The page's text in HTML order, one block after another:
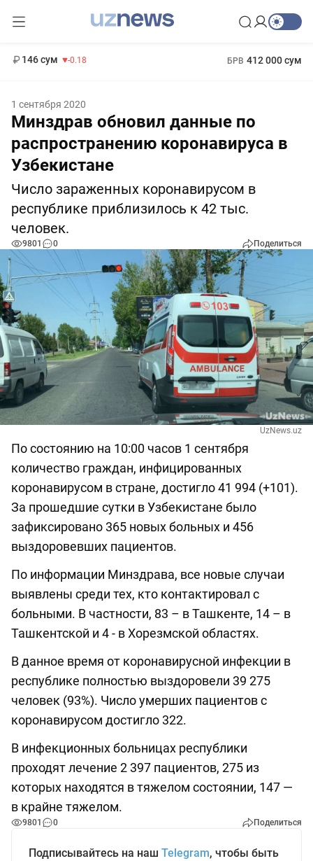
146 сум -0.18 БРВ 412 000 сум
1 сентября 2020
Минздрав обновил данные по
распространению коронавируса в
Узбекистане
Число зараженных коронавирусом в
республике приблизилось к 42 тыс.
человек.
9801 0 Поделиться
UzNews.uz
По состоянию на 10:00 часов 1 сентября
количество граждан, инфицированных
коронавирусом в стране, достигло 41 994 (+101).
За прошедшие сутки в Узбекистане было
зафиксировано 365 новых больных и 456
выздоровевших пациентов.
По информации Минздрава, все новые случаи
выявлены среди тех, кто контактировал с
больными. В частности, 83 – в Ташкенте, 14 – в
Ташкентской и 4 - в Хорезмской областях.
В данное время от коронавирусной инфекции в
республике полностью выздоровели 39 275
человек (93%). Число умерших пациентов с
коронавирусом достигло 322.
В инфекционных больницах республики
проходят лечение 2 397 пациентов, 275 из
которых находятся в тяжелом состоянии, 147 —
в крайне тяжелом.
9801 0 Поделиться
Подписывайтесь на наш Telegram, чтобы быть